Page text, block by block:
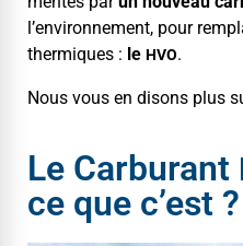
l’environnement, pour
ther­miques : le HVO.
Nous vous en dis­ons plus
Le Carburant
ce que c’est ?